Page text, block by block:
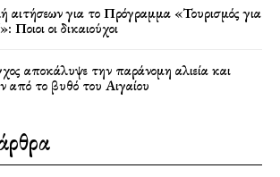
αιτήσεων για το Πρόγραμμα «Τουρισμός για
οι δικαιούχοι
αποκάλυψε την παράνομη αλιεία και
από το βυθό του Αιγαίου